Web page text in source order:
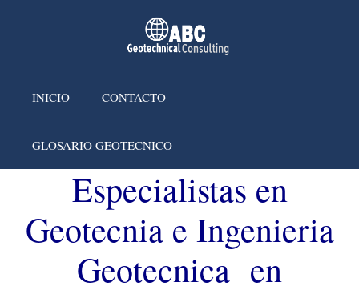
INICIO CONTACTO
GLOSARIO GEOTECNICO
Especialistas en
Geotecnia e Ingenieria
Geotecnica en